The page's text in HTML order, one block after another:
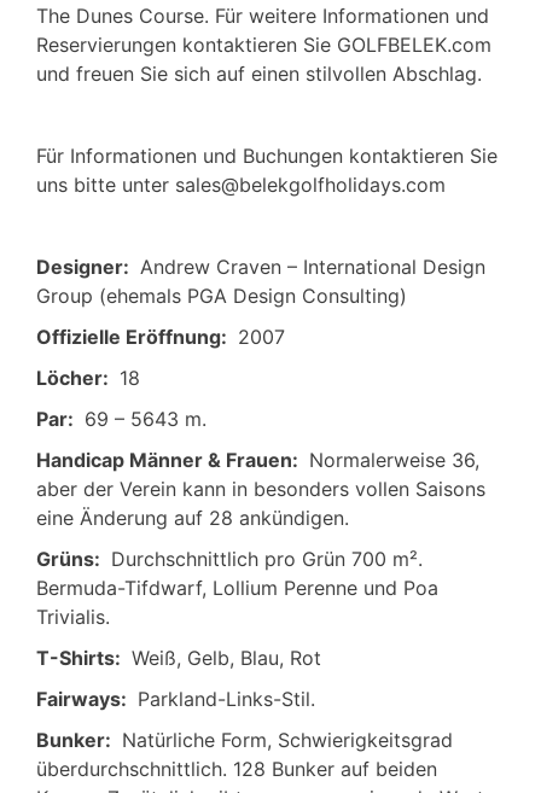
The Dunes Course. Für weitere Informationen und
Reservierungen kontaktieren Sie GOLFBELEK.com
und freuen Sie sich auf einen stilvollen Abschlag.
Für Informationen und Buchungen kontaktieren Sie
uns bitte unter sales@belekgolfholidays.com
Designer: Andrew Craven – International Design
Group (ehemals PGA Design Consulting)
Offizielle Eröffnung: 2007
Löcher: 18
Par: 69 – 5643 m.
Handicap Männer & Frauen: Normalerweise 36,
aber der Verein kann in besonders vollen Saisons
eine Änderung auf 28 ankündigen.
Grüns: Durchschnittlich pro Grün 700 m².
Bermuda-Tifdwarf, Lollium Perenne und Poa
Trivialis.
T-Shirts: Weiß, Gelb, Blau, Rot
Fairways: Parkland-Links-Stil.
Bunker: Natürliche Form, Schwierigkeitsgrad
überdurchschnittlich. 128 Bunker auf beiden